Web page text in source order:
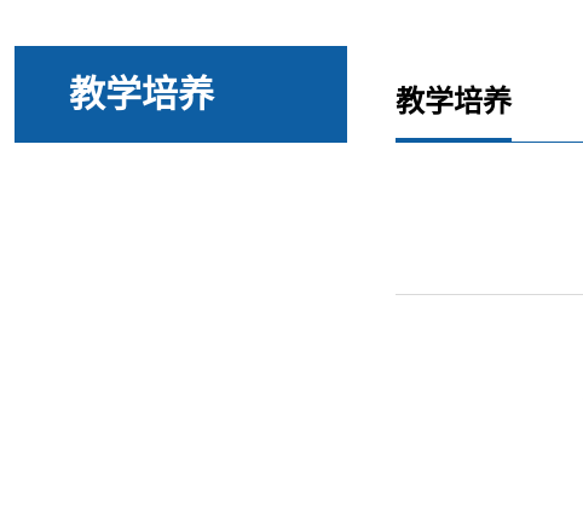
教学培养 教学培养